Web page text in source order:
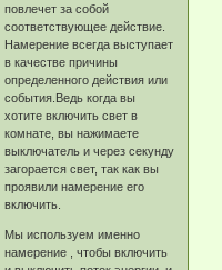
повлечет за собой
соответствующее действие.
Намерение всегда выступает
в качестве причины
определенного действия или
события.Ведь когда вы
хотите включить свет в
комнате, вы нажимаете
выключатель и через секунду
загорается свет, так как вы
проявили намерение его
включить.
Мы используем именно
намерение , чтобы включить